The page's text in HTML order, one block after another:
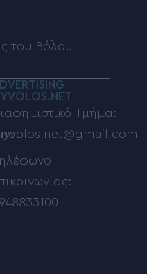
του Βόλου
Τμήμα: